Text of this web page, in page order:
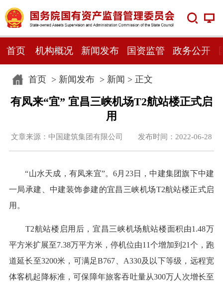
首页 机构概况 新闻发布 国资监管 政务公开
首页> 新闻发布> 新闻 > 正文
有凤来“宜” 宜昌三峡机场T2航站楼正式启
用
文章来源：中国建筑集团有限公司 发布时间：2022-06-28
“山水天成，有凤来宜”。6月23日，中建集团旗下中建
一局承建、中建装饰参建的宜昌三峡机场T2航站楼正式启
用。
T2航站楼启用后，宜昌三峡机场航站楼面积由1.48万
平方米扩展至7.38万平方米，停机位由11个增加到21个，跑
道延长至3200米，可满足B767、A330及以下等级，远程宽
体客机起降标准，可保障年旅客吞吐量从300万人次增长至